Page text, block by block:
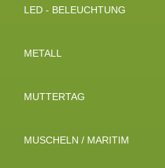
LED - BELEUCHTUNG
METALL
MUTTERTAG
MUSCHELN / MARITIM